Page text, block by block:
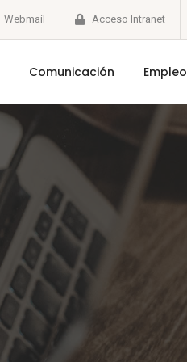
Webmail Acceso Intranet
Comunicación Empleo